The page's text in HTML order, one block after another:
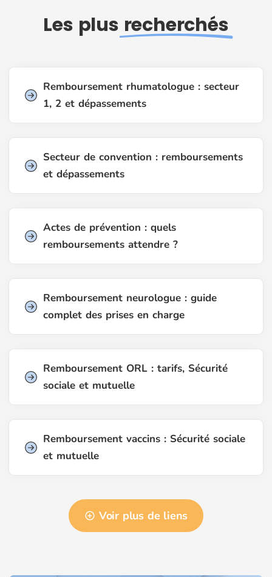
Les plus recherchés
Remboursement rhumatologue : secteur
1, 2 et dépassements
Secteur de convention : remboursements
et dépassements
Actes de prévention : quels
remboursements attendre ?
Remboursement neurologue : guide
complet des prises en charge
Remboursement ORL : tarifs, Sécurité
sociale et mutuelle
Remboursement vaccins : Sécurité sociale
et mutuelle
Voir plus de liens